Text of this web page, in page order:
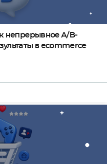
непрерывное A/B-
в ecommerce